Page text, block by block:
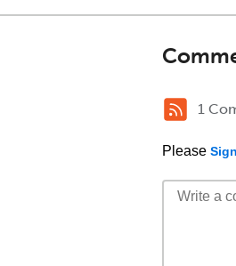
1
Please